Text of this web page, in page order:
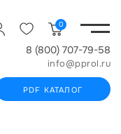
0
8 (800) 707-79-58
info@pprol.ru
PDF КАТАЛОГ